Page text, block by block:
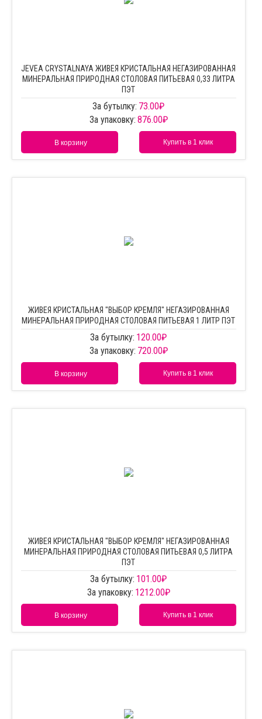
JEVEA CRYSTALNAYA ЖИВЕЯ КРИСТАЛЬНАЯ НЕГАЗИРОВАННАЯ
МИНЕРАЛЬНАЯ ПРИРОДНАЯ СТОЛОВАЯ ПИТЬЕВАЯ 0,33 ЛИТРА
ПЭТ
За бутылку: 73.00₽
За упаковку: 876.00₽
В корзину Купить в 1 клик
ЖИВЕЯ КРИСТАЛЬНАЯ "ВЫБОР КРЕМЛЯ" НЕГАЗИРОВАННАЯ
МИНЕРАЛЬНАЯ ПРИРОДНАЯ СТОЛОВАЯ ПИТЬЕВАЯ 1 ЛИТР ПЭТ
За бутылку: 120.00₽
За упаковку: 720.00₽
В корзину Купить в 1 клик
ЖИВЕЯ КРИСТАЛЬНАЯ "ВЫБОР КРЕМЛЯ" НЕГАЗИРОВАННАЯ
МИНЕРАЛЬНАЯ ПРИРОДНАЯ СТОЛОВАЯ ПИТЬЕВАЯ 0,5 ЛИТРА
ПЭТ
За бутылку: 101.00₽
За упаковку: 1212.00₽
В корзину Купить в 1 клик